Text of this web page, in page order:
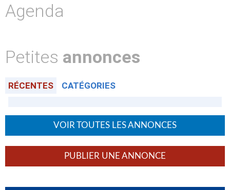
Agenda
Petites annonces
RÉCENTES CATÉGORIES
VOIR TOUTES LES ANNONCES
PUBLIER UNE ANNONCE